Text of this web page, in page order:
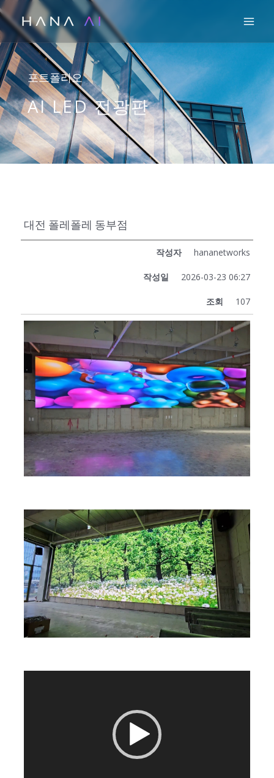
콘
텐
츠
로
건
너
뛰
기
포트폴리오
AI LED 전광판
대전 폴레폴레 동부점
작성자 hananetworks
작성일 2026-03-23 06:27
조회 107